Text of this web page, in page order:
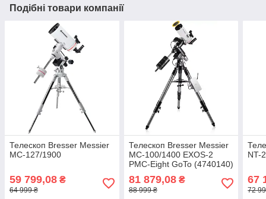
Подібні товари компанії
Телескоп Bresser Messier
MC-127/1900
59 799,08 ₴
64 999 ₴
Телескоп Bresser Messier
MC-100/1400 EXOS-2
PMC-Eight GoTo (4740140)
81 879,08₴
88 999 ₴
NT-
67
72